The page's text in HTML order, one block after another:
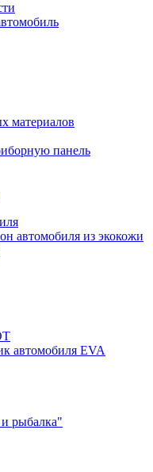
материалов
панель
автомобиля из экокожи
автомобиля EVA
рыбалка"